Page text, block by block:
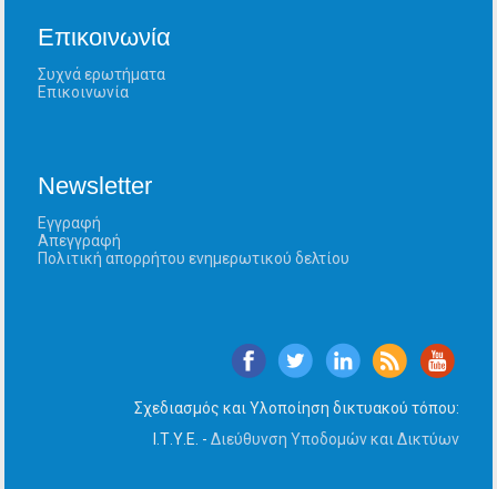
Επικοινωνία
Συχνά ερωτήματα
Επικοινωνία
Newsletter
Εγγραφή
Απεγγραφή
Πολιτική απορρήτου ενημερωτικού δελτίου
Σχεδιασμός και Υλοποίηση δικτυακού τόπου:
Ι.Τ.Υ.Ε. - Διεύθυνση Υποδομών και Δικτύων